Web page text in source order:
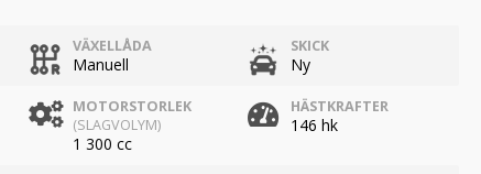
VÄXELLÅDA
Manuell
SKICK
Ny
MOTORSTORLEK
(SLAGVOLYM)
1 300 cc
HÄSTKRAFTER
146 hk